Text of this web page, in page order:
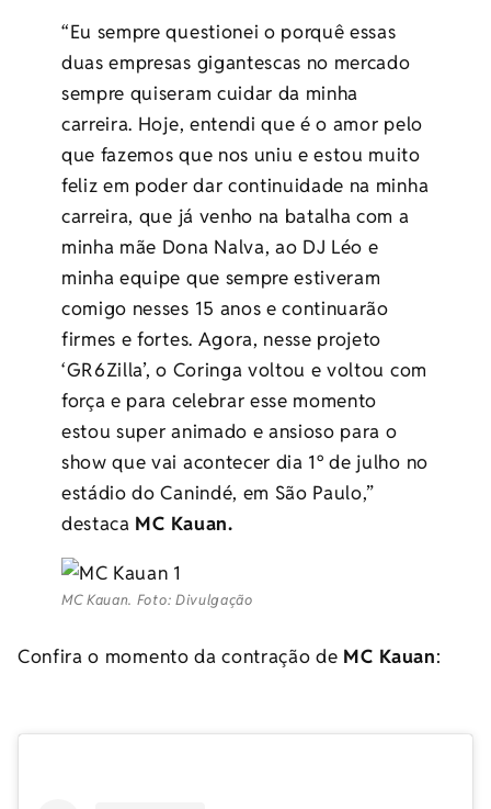
“Eu sempre questionei o porquê essas
duas empresas gigantescas no mercado
sempre quiseram cuidar da minha
carreira. Hoje, entendi que é o amor pelo
que fazemos que nos uniu e estou muito
feliz em poder dar continuidade na minha
carreira, que já venho na batalha com a
minha mãe Dona Nalva, ao DJ Léo e
minha equipe que sempre estiveram
comigo nesses 15 anos e continuarão
firmes e fortes. Agora, nesse projeto
‘GR6Zilla’, o Coringa voltou e voltou com
força e para celebrar esse momento
estou super animado e ansioso para o
show que vai acontecer dia 1º de julho no
estádio do Canindé, em São Paulo,”
destaca MC Kauan.
MC Kauan. Foto: Divulgação
Confira o momento da contração de MC Kauan: